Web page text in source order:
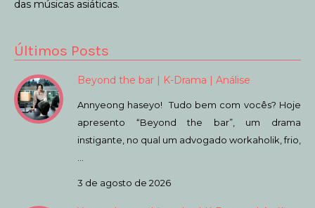
das músicas asiáticas.
Últimos Posts
Beyond the bar | K-Drama | Análise
Annyeong haseyo! Tudo bem com vocês? Hoje
apresento “Beyond the bar”, um drama
instigante, no qual um advogado workaholik, frio,
…
3 de agosto de 2026